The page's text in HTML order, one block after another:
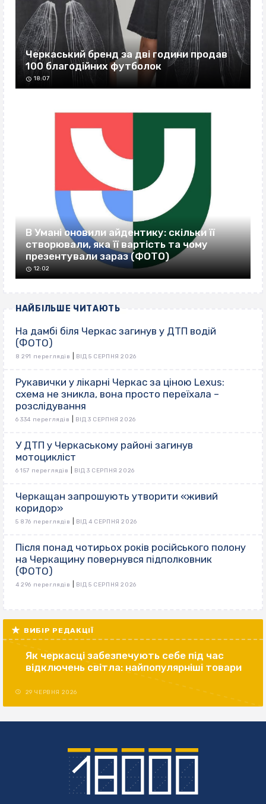
Черкаський бренд за дві години продав
100 благодійних футболок
18:07
В Умані оновили айдентику: скільки її
створювали, яка її вартість та чому
презентували зараз (ФОТО)
12:02
НАЙБІЛЬШЕ ЧИТАЮТЬ
На дамбі біля Черкас загинув у ДТП водій
(ФОТО)
8 291 переглядів ВІД 5 СЕРПНЯ 2026
Рукавички у лікарні Черкас за ціною Lexus:
схема не зникла, вона просто переїхала –
розслідування
6 334 переглядів ВІД 3 СЕРПНЯ 2026
У ДТП у Черкаському районі загинув
мотоцикліст
6 157 переглядів ВІД 3 СЕРПНЯ 2026
Черкащан запрошують утворити «живий
коридор»
5 876 переглядів ВІД 4 СЕРПНЯ 2026
Після понад чотирьох років російського полону
на Черкащину повернувся підполковник
(ФОТО)
4 296 переглядів ВІД 5 СЕРПНЯ 2026
ВИБІР РЕДАКЦІЇ
Як черкасці забезпечують себе під час
відключень світла: найпопулярніші товари
29 ЧЕРВНЯ 2026